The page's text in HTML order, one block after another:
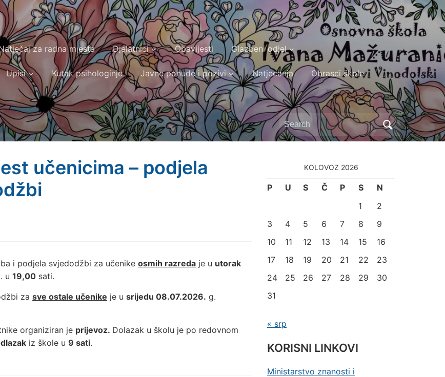
za radna mjesta Djelatnici Obavijesti Glazbeni odjel
Upisi Kutak psihologinje Javne ponude i pozivi Natjecanja Obrasci škole
Search
for:
učenicima – podjela
i podjela svjedodžbi za učenike osmih razreda je u utorak
u 19,00 sati.
za sve ostale učenike je u srijedu 08.07.2026. g.
organiziran je prijevoz. Dolazak u školu je po redovnom
iz škole u 9 sati.
KOLOVOZ 2026
P U S Č P S
N
1
2
3
4 5 6 7 8
9
10
11 12 13 14 15
16
17
18 19 20 21 22
23
24
25 26 27 28 29
30
31
« srp
KORISNI LINKOVI
Ministarstvo znanosti i